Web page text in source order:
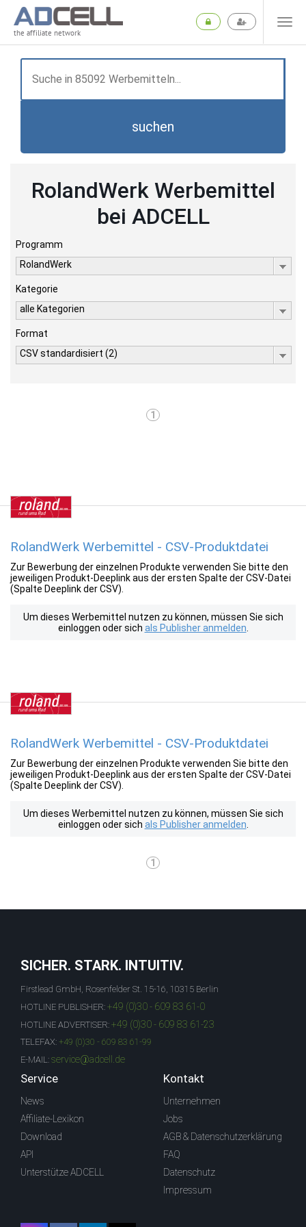
the affiliate network
suchen
RolandWerk Werbemittel
bei ADCELL
Programm
RolandWerk
Kategorie
alle Kategorien
Format
CSV standardisiert (2)
1
RolandWerk Werbemittel - CSV-Produktdatei
Zur Bewerbung der einzelnen Produkte verwenden Sie bitte den
jeweiligen Produkt-Deeplink aus der ersten Spalte der CSV-Datei
(Spalte Deeplink der CSV).
Um dieses Werbemittel nutzen zu können, müssen Sie sich
einloggen oder sich als Publisher anmelden
RolandWerk Werbemittel - CSV-Produktdatei
Zur Bewerbung der einzelnen Produkte verwenden Sie bitte den
jeweiligen Produkt-Deeplink aus der ersten Spalte der CSV-Datei
(Spalte Deeplink der CSV).
Um dieses Werbemittel nutzen zu können, müssen Sie sich
einloggen oder sich als Publisher anmelden
1
SICHER. STARK. INTUITIV.
Firstlead GmbH, Rosenfelder St. 15-16, 10315 Berlin
HOTLINE PUBLISHER: +49 (0)30 - 609 83 61-0
HOTLINE ADVERTISER: +49 (0)30 - 609 83 61-23
TELEFAX: +49 (0)30 - 609 83 61-99
E-MAIL: service@adcell.de
Service
News
Affiliate-Lexikon
Download
API
Unterstütze ADCELL
Kontakt
Unternehmen
Jobs
AGB & Datenschutzerklärung
FAQ
Datenschutz
Impressum